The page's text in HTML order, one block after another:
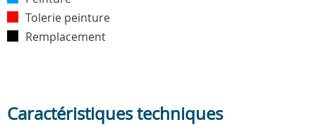
Tolerie peinture
Remplacement
Caractéristiques techniques